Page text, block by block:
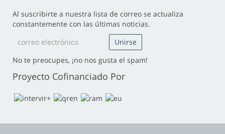
Al suscribirte a nuestra lista de correo se actualiza
constantemente con las últimas noticias.
No te preocupes, ¡no nos gusta el spam!
Proyecto Cofinanciado Por